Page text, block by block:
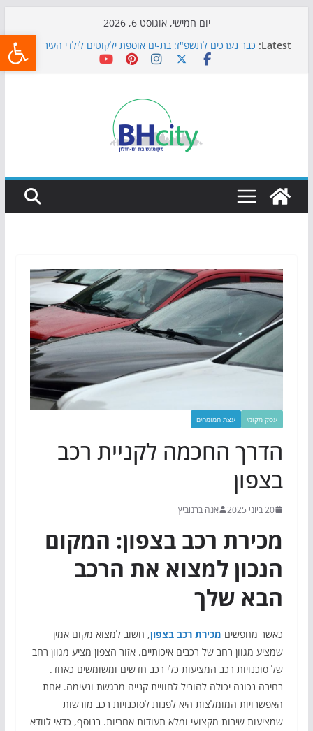
יום חמישי, אוגוסט 6, 2026
Latest: כבר נערכים לתשפ"ז: בת-ים אוספת ילקוטים לילדי העיר
חגיגות המאה מגיעות לחוף: מופע המזרקות חוזר לבת-ים
הקיץ של בני הנוער בבת־ים: חוף הריביירה הופך למרחב
התמודדות והכנה לתקופת שינוי
עסק מקומי עצת המומחים
הדרך החכמה לקניית רכב
בצפון
20 ביוני 2025 אנה ברנוביץ
מכירת רכב בצפון: המקום
הנכון למצוא את הרכב
הבא שלך
כאשר מחפשים מכירת רכב בצפון, חשוב למצוא מקום אמין
שמציע מגוון רחב של רכבים איכותיים. אזור הצפון מציע מגוון רחב
של סוכנויות רכב המציעות כלי רכב חדשים ומשומשים כאחד.
בחירה נכונה יכולה להוביל לחוויית קנייה מרגשת ונעימה. אחת
האפשרויות המומלצות היא לפנות לסוכנויות רכב מורשות
שמציעות שירות מקצועי ומלא תעודות אחריות. בנוסף, כדאי לוודא